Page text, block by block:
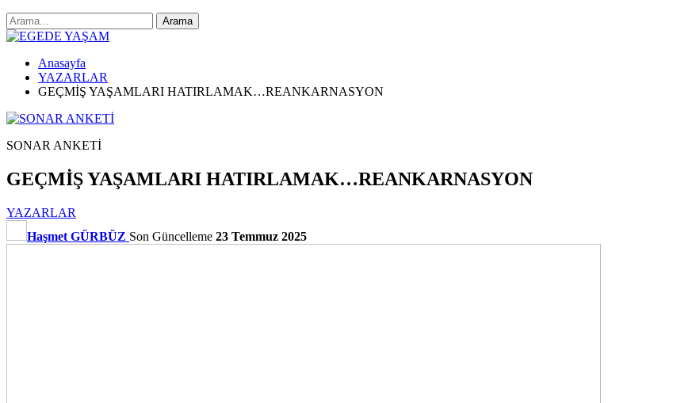
Anasayfa
YAZARLAR
GEÇMİŞ YAŞAMLARI HATIRLAMAK…REANKARNASYON
SONAR ANKETİ
GEÇMİŞ YAŞAMLARI HATIRLAMAK…REANKARNASYON
YAZARLAR
Haşmet GÜRBÜZ Son Güncelleme 23 Temmuz 2025